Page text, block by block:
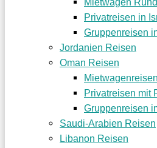
Mietwagen
Privatreisen in
Gruppenreisen
Jordanien Reisen
Oman Reisen
Privatreisen mit
Gruppenreisen
Saudi-Arabien Reisen
Libanon Reisen